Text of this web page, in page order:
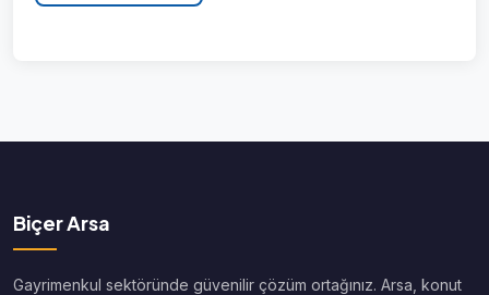
Biçer Arsa
Gayrimenkul sektöründe güvenilir çözüm ortağınız. Arsa, konut